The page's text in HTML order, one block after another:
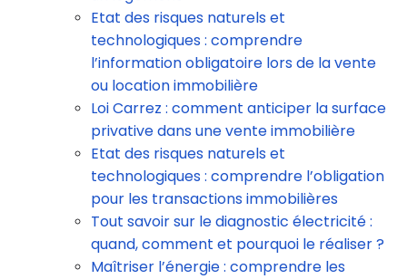
Etat des risques naturels et
technologiques : comprendre
l’information obligatoire lors de la vente
ou location immobilière
Loi Carrez : comment anticiper la surface
privative dans une vente immobilière
Etat des risques naturels et
technologiques : comprendre l’obligation
pour les transactions immobilières
Tout savoir sur le diagnostic électricité :
quand, comment et pourquoi le réaliser ?
Maîtriser l’énergie : comprendre les